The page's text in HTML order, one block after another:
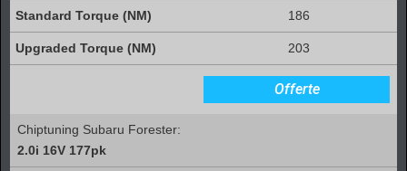
186
203
Offerte
Chiptuning Subaru Forester:
2.0i 16V 177pk